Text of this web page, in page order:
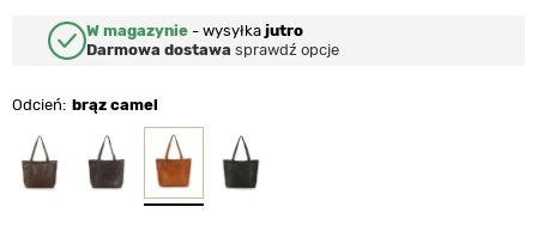
W magazynie - wysyłka jutro
Darmowa dostawa sprawdź opcje
Odcień brąz camel